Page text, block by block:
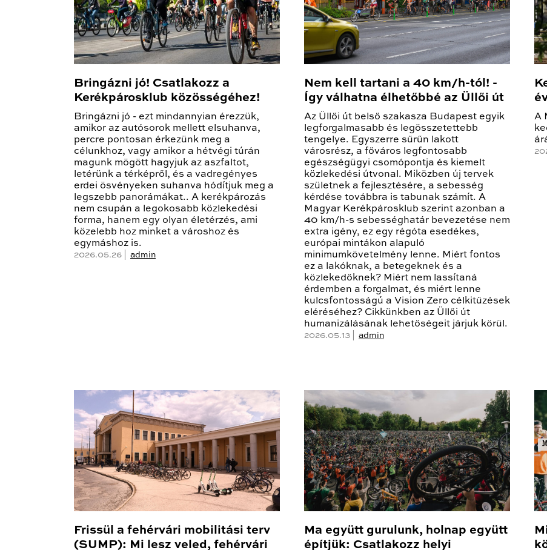
Bringázni jó! Csatlakozz a
Kerékpárosklub közösségéhez!
Bringázni jó - ezt mindannyian érezzük,
amikor az autósorok mellett elsuhanva,
percre pontosan érkezünk meg a
célunkhoz, vagy amikor a hétvégi túrán
magunk mögött hagyjuk az aszfaltot,
letérünk a térképről, és a vadregényes
erdei ösvényeken suhanva hódítjuk meg a
legszebb panorámákat.. A kerékpározás
nem csupán a legokosabb közlekedési
forma, hanem egy olyan életérzés, ami
közelebb hoz minket a városhoz és
egymáshoz is.
2026.05.26 | admin
Nem kell tartani a 40 km/h-tól! -
Így válhatna élhetőbbé az Üllői út
Az Üllői út belső szakasza Budapest egyik
legforgalmasabb és legösszetettebb
tengelye. Egyszerre sűrűn lakott
városrész, a főváros legfontosabb
egészségügyi csomópontja és kiemelt
közlekedési útvonal. Miközben új tervek
születnek a fejlesztésére, a sebesség
kérdése továbbra is tabunak számít. A
Magyar Kerékpárosklub szerint azonban a
40 km/h-s sebességhatár bevezetése nem
extra igény, ez egy régóta esedékes,
európai mintákon alapuló
minimumkövetelmény lenne. Miért fontos
ez a lakóknak, a betegeknek és a
közlekedőknek? Miért nem lassítaná
érdemben a forgalmat, és miért lenne
kulcsfontosságú a Vision Zero célkitűzések
eléréséhez? Cikkünkben az Üllői út
humanizálásának lehetőségeit járjuk körül.
2026.05.13 | admin
A
Frissül a fehérvári mobilitási terv
(SUMP): Mi lesz veled, fehérvári
Ma együtt gurulunk, holnap együtt
építjük: Csatlakozz helyi